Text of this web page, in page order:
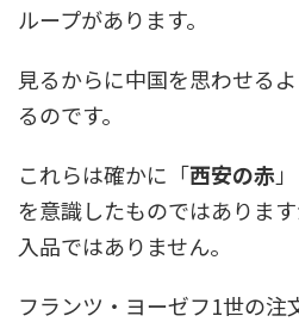
ループがあります。
見るからに中国を思わせる
るのです。
これらは確かに「西安の赤
を意識したものではありま
入品ではありません。
フランツ・ヨーゼフ1世の注